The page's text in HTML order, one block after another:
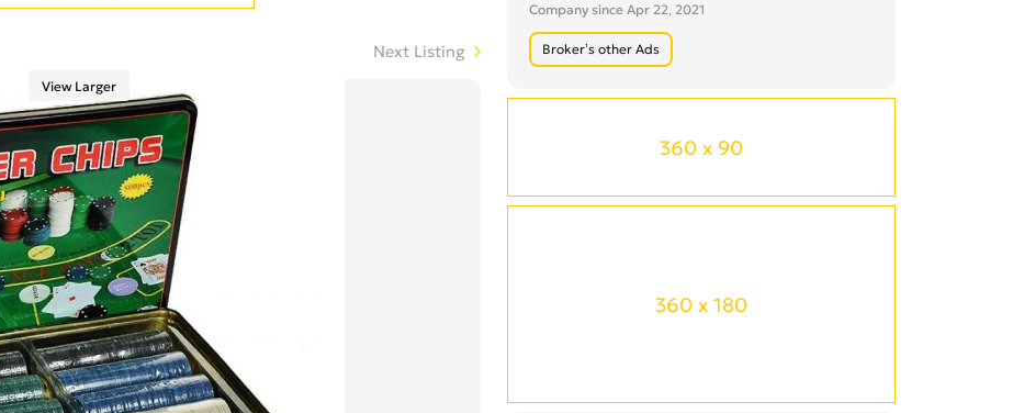
Company since Apr 22, 2021
Broker’s other Ads
360 x 90
360 x 180
Next Listing
View Larger